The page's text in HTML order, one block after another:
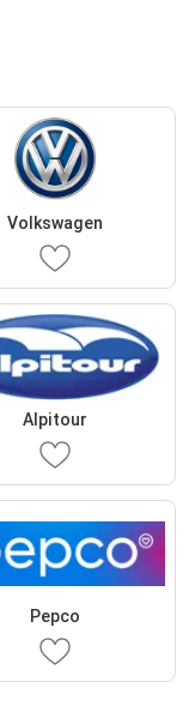
Volkswagen
Alpitour
Pepco